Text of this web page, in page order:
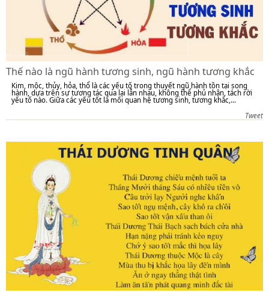
Thế nào là ngũ hành tương sinh, ngũ hành tương khắc
Kim, mộc, thủy, hỏa, thổ là các yếu tố trong thuyết ngũ hành tồn tại song
hành, dựa trên sự tương tác qua lại lẫn nhau, không thể phủ nhận, tách rời
yếu tố nào. Giữa các yếu tốt là mối quan hệ tương sinh, tương khắc,...
Tweet